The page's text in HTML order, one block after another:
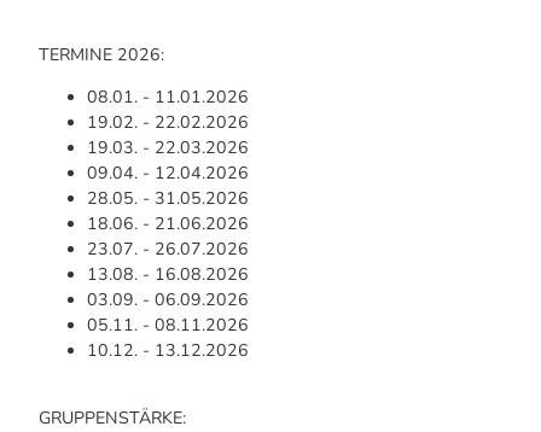
TERMINE 2026:
08.01. - 11.01.2026
19.02. - 22.02.2026
19.03. - 22.03.2026
09.04. - 12.04.2026
28.05. - 31.05.2026
18.06. - 21.06.2026
23.07. - 26.07.2026
13.08. - 16.08.2026
03.09. - 06.09.2026
05.11. - 08.11.2026
10.12. - 13.12.2026
GRUPPENSTÄRKE: